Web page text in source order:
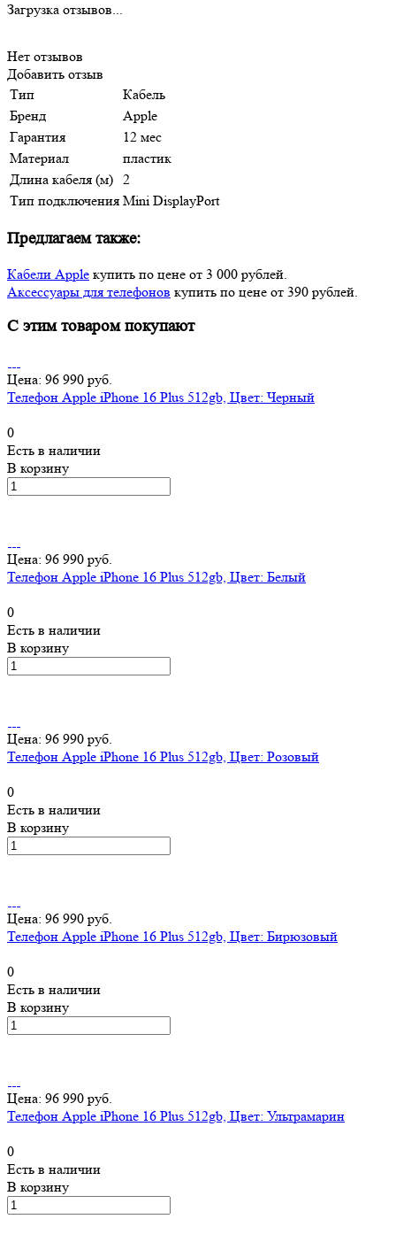
Загрузка отзывов...
Нет отзывов
Добавить отзыв
Тип
Кабель
Бренд
Apple
Гарантия
12 мес
Материал
пластик
Длина кабеля (м) 2
Тип подключения Mini DisplayPort
Предлагаем также:
Кабели Apple купить по цене от 3 000 рублей.
Аксессуары для телефонов купить по цене от 390 рублей.
С этим товаром покупают
Цена: 96 990 руб.
Телефон Apple iPhone 16 Plus 512gb, Цвет: Черный
0
Есть в наличии
В корзину
Цена: 96 990 руб.
Телефон Apple iPhone 16 Plus 512gb, Цвет: Белый
0
Есть в наличии
В корзину
Цена: 96 990 руб.
Телефон Apple iPhone 16 Plus 512gb, Цвет: Розовый
0
Есть в наличии
В корзину
Цена: 96 990 руб.
Телефон Apple iPhone 16 Plus 512gb, Цвет: Бирюзовый
0
Есть в наличии
В корзину
Цена: 96 990 руб.
Телефон Apple iPhone 16 Plus 512gb, Цвет: Ультрамарин
0
Есть в наличии
В корзину